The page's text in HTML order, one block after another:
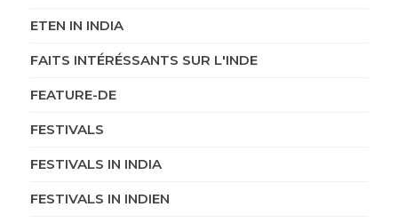
ETEN IN INDIA
FAITS INTÉRÉSSANTS SUR L'INDE
FEATURE-DE
FESTIVALS
FESTIVALS IN INDIA
FESTIVALS IN INDIEN